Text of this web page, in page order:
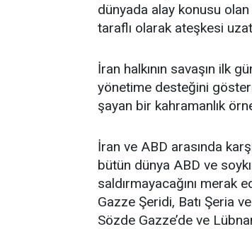
dünyada alay konusu
taraflı olarak ateşkesi
İran halkının savaşın ilk
yönetime desteğini
şayan bir kahramanlık
İran ve ABD arasında
bütün dünya ABD ve
saldırmayacağını merak
Gazze Şeridi, Batı Şeria
Sözde Gazze’de ve